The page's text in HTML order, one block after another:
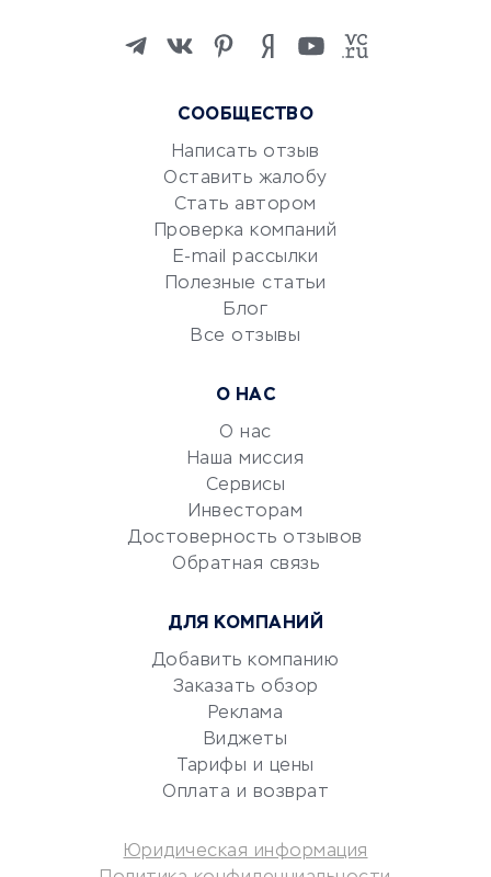
Изучение иностранных
Маркетинг и продажи
Репетиторство
Красота и здоровье
Сервисы по поиску работы
Сетевой маркетинг
УСЛУГИ ДЛЯ БИЗНЕСА
документооборот
Юридические компании
Аудиторские компании
Бухгалтерия онлайн
Потребительские кредиты
СООБЩЕСТВО
Написать отзыв
Оставить жалобу
Стать автором
Проверка компаний
E-mail рассылки
Полезные статьи
Блог
Все отзывы
О НАС
О нас
Наша миссия
Сервисы
Инвесторам
Достоверность отзывов
Обратная связь
ДЛЯ КОМПАНИЙ
Добавить компанию
Заказать обзор
Реклама
Виджеты
Тарифы и цены
Оплата и возврат
Юридическая информация